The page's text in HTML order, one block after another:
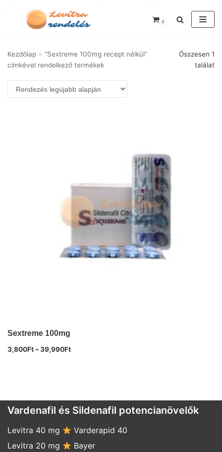
0
Kezdőlap » “Sextreme 100mg recept nélkül”
címkével rendelkező termékek
Összesen 1
találat
Sextreme 100mg
3,800Ft–39,990Ft
Vardenafil és Sildenafil potencianövelők
Levitra 40 mg
Varderapid 40
Levitra 20 mg
Bayer